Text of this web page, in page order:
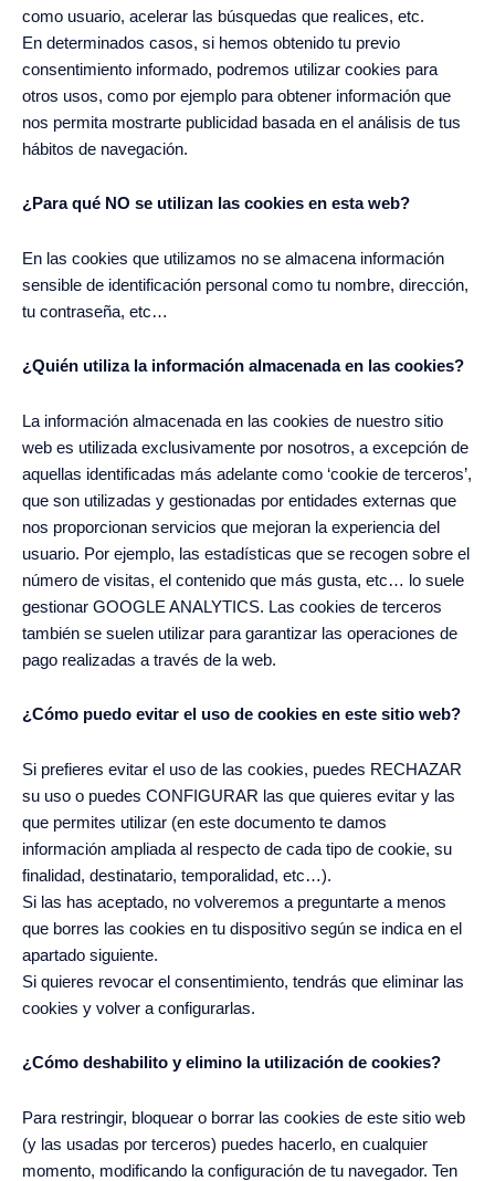
como usuario, acelerar las búsquedas que realices, etc.
En determinados casos, si hemos obtenido tu previo
consentimiento informado, podremos utilizar cookies para
otros usos, como por ejemplo para obtener información que
nos permita mostrarte publicidad basada en el análisis de tus
hábitos de navegación.
¿Para qué NO se utilizan las cookies en esta web?
En las cookies que utilizamos no se almacena información
sensible de identificación personal como tu nombre, dirección,
tu contraseña, etc…
¿Quién utiliza la información almacenada en las cookies?
La información almacenada en las cookies de nuestro sitio
web es utilizada exclusivamente por nosotros, a excepción de
aquellas identificadas más adelante como ‘cookie de terceros’,
que son utilizadas y gestionadas por entidades externas que
nos proporcionan servicios que mejoran la experiencia del
usuario. Por ejemplo, las estadísticas que se recogen sobre el
número de visitas, el contenido que más gusta, etc… lo suele
gestionar GOOGLE ANALYTICS. Las cookies de terceros
también se suelen utilizar para garantizar las operaciones de
pago realizadas a través de la web.
¿Cómo puedo evitar el uso de cookies en este sitio web?
Si prefieres evitar el uso de las cookies, puedes RECHAZAR
su uso o puedes CONFIGURAR las que quieres evitar y las
que permites utilizar (en este documento te damos
información ampliada al respecto de cada tipo de cookie, su
finalidad, destinatario, temporalidad, etc…).
Si las has aceptado, no volveremos a preguntarte a menos
que borres las cookies en tu dispositivo según se indica en el
apartado siguiente.
Si quieres revocar el consentimiento, tendrás que eliminar las
cookies y volver a configurarlas.
¿Cómo deshabilito y elimino la utilización de cookies?
Para restringir, bloquear o borrar las cookies de este sitio web
(y las usadas por terceros) puedes hacerlo, en cualquier
momento, modificando la configuración de tu navegador. Ten